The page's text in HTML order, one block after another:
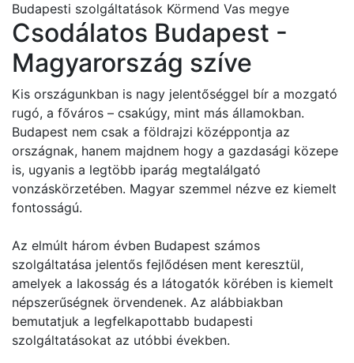
Budapesti szolgáltatások Körmend Vas megye
Csodálatos Budapest -
Magyarország szíve
Kis országunkban is nagy jelentőséggel bír a mozgató
rugó, a főváros – csakúgy, mint más államokban.
Budapest nem csak a földrajzi középpontja az
országnak, hanem majdnem hogy a gazdasági közepe
is, ugyanis a legtöbb iparág megtalálgató
vonzáskörzetében. Magyar szemmel nézve ez kiemelt
fontosságú.
Az elmúlt három évben Budapest számos
szolgáltatása jelentős fejlődésen ment keresztül,
amelyek a lakosság és a látogatók körében is kiemelt
népszerűségnek örvendenek. Az alábbiakban
bemutatjuk a legfelkapottabb budapesti
szolgáltatásokat az utóbbi években.